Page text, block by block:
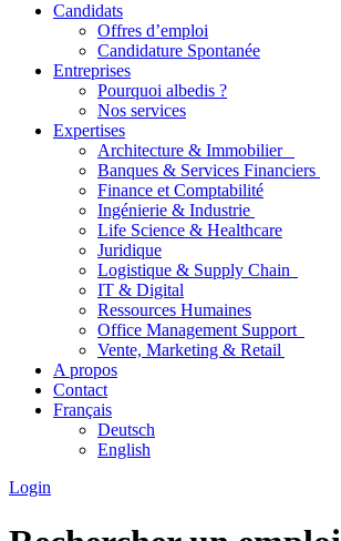
Candidats
Offres d’emploi
Candidature Spontanée
Entreprises
Pourquoi albedis ?
Nos services
Expertises
Architecture & Immobilier
Banques & Services Financiers
Finance et Comptabilité
Ingénierie & Industrie
Life Science & Healthcare
Juridique
Logistique & Supply Chain
IT & Digital
Ressources Humaines
Office Management Support
Vente, Marketing & Retail
A propos
Contact
Français
Deutsch
English
Login